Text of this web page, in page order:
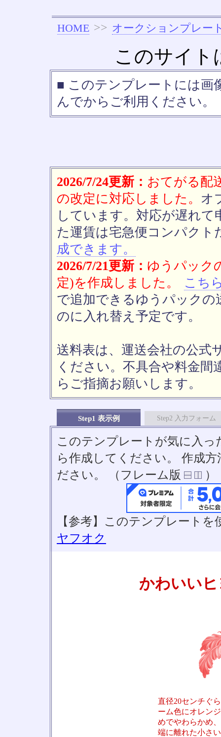
HOME >> オークションプレー
このサイト
■ このテンプレートには画
んでからご利用ください。
2026/7/24更新： おてがる配
の改定に対応しました。 オ
しています。対応が遅れ
た運賃は宅急便コンパクト
成できます。
2026/7/21更新： ゆうパック
定)を作成しました。
こち
で追加できるゆうパックの
のに入れ替え予定です。
送料表は、運送会社の公式
ください。不具合や料金間
らご指摘お願いします。
Step1 表示例 Step2 入力フォーム
このテンプレートが気に入っ
ら作成してください。 作成
ださい。 （フレーム版
）
【参考】このテンプレート
ヤフオク
かわいい
直径20センチぐ
ーム色にオレン
めでやわらかめ
端に離れた小さ